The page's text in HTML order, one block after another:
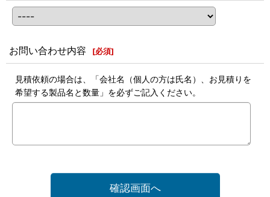
お問い合わせ内容 [必須]
見積依頼の場合は、「会社名（個人の方は氏名）、お見積りを
希望する製品名と数量」を必ずご記入ください。
確認画面へ